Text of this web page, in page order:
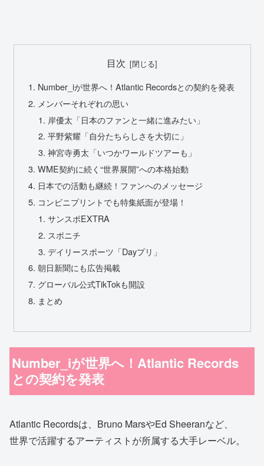
目次
Number_iが世界へ！Atlantic Recordsとの契約を発表
メンバーそれぞれの思い
岸優太「日本のファンと一緒に進みたい」
平野紫耀「自分たちらしさを大切に」
神宮寺勇太「いつかワールドツアーも」
WME契約に続く“世界展開”への本格始動
日本での活動も継続！ファンへのメッセージ
コンビニプリントでも特集紙面が登場！
サンスポEXTRA
スポニチ
デイリースポーツ「Dayプリ」
朝日新聞にも広告掲載
グローバル公式TikTokも開設
まとめ
Number_iが世界へ！Atlantic Records
との契約を発表
Atlantic Recordsは、Bruno MarsやEd Sheeranなど、
世界で活躍するアーティストが所属する大手レーベル。